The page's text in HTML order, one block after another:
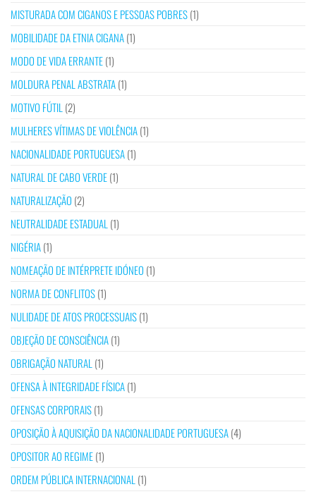
MISTURADA COM CIGANOS E PESSOAS POBRES(1)
MOBILIDADE DA ETNIA CIGANA(1)
MODO DE VIDA ERRANTE(1)
MOLDURA PENAL ABSTRATA(1)
MOTIVO FÚTIL (2)
MULHERES VÍTIMAS DE VIOLÊNCIA(1)
NACIONALIDADE PORTUGUESA(1)
NATURAL DE CABO VERDE(1)
NATURALIZAÇÃO (2)
NEUTRALIDADE ESTADUAL (1)
NIGÉRIA(1)
NOMEAÇÃO DE INTÉRPRETE IDÓNEO (1)
NORMA DE CONFLITOS(1)
NULIDADE DE ATOS PROCESSUAIS(1)
OBJEÇÃO DE CONSCIÊNCIA(1)
OBRIGAÇÃO NATURAL (1)
OFENSA À INTEGRIDADE FÍSICA(1)
OFENSAS CORPORAIS(1)
OPOSIÇÃO À AQUISIÇÃO DA NACIONALIDADE PORTUGUESA(4)
OPOSITOR AO REGIME(1)
ORDEM PÚBLICA INTERNACIONAL (1)